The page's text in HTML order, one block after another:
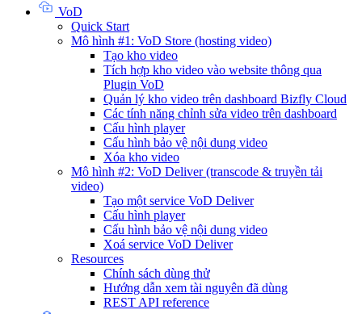
VoD
Quick Start
Mô hình #1: VoD Store (hosting video)
Tạo kho video
Tích hợp kho video vào website thông qua
Plugin VoD
Quản lý kho video trên dashboard Bizfly Cloud
Các tính năng chỉnh sửa video trên dashboard
Cấu hình player
Cấu hình bảo vệ nội dung video
Xóa kho video
Mô hình #2: VoD Deliver (transcode & truyền tải
video)
Tạo một service VoD Deliver
Cấu hình player
Cấu hình bảo vệ nội dung video
Xoá service VoD Deliver
Resources
Chính sách dùng thử
Hướng dẫn xem tài nguyên đã dùng
REST API reference